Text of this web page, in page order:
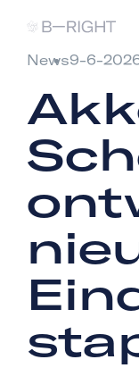
News9-6-